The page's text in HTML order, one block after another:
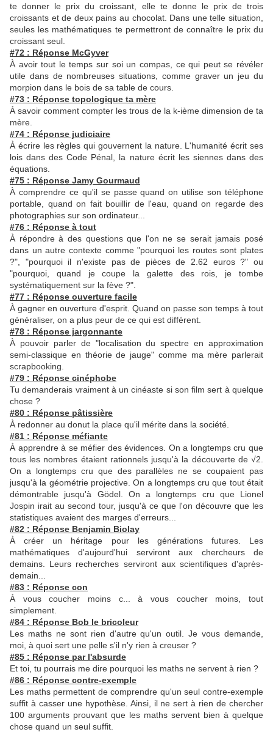
te donner le prix du croissant, elle te donne le prix de trois
croissants et de deux pains au chocolat. Dans une telle situation,
seules les mathématiques te permettront de connaître le prix du
croissant seul.
#72 : Réponse McGyver
À avoir tout le temps sur soi un compas, ce qui peut se révéler
utile dans de nombreuses situations, comme graver un jeu du
morpion dans le bois de sa table de cours.
#73 : Réponse topologique ta mère
À savoir comment compter les trous de la k-ième dimension de ta
mère.
#74 : Réponse judiciaire
À écrire les règles qui gouvernent la nature. L'humanité écrit ses
lois dans des Code Pénal, la nature écrit les siennes dans des
équations.
#75 : Réponse Jamy Gourmaud
À comprendre ce qu'il se passe quand on utilise son téléphone
portable, quand on fait bouillir de l'eau, quand on regarde des
photographies sur son ordinateur...
#76 : Réponse à tout
À répondre à des questions que l'on ne se serait jamais posé
dans un autre contexte comme "pourquoi les routes sont plates
?", "pourquoi il n'existe pas de pièces de 2.62 euros ?" ou
"pourquoi, quand je coupe la galette des rois, je tombe
systématiquement sur la fève ?".
#77 : Réponse ouverture facile
À gagner en ouverture d'esprit. Quand on passe son temps à tout
généraliser, on a plus peur de ce qui est différent.
#78 : Réponse jargonnante
À pouvoir parler de "localisation du spectre en approximation
semi-classique en théorie de jauge" comme ma mère parlerait
scrapbooking.
#79 : Réponse cinéphobe
Tu demanderais vraiment à un cinéaste si son film sert à quelque
chose ?
#80 : Réponse pâtissière
À redonner au donut la place qu'il mérite dans la société.
#81 : Réponse méfiante
À apprendre à se méfier des évidences. On a longtemps cru que
tous les nombres étaient rationnels jusqu'à la découverte de √2.
On a longtemps cru que des parallèles ne se coupaient pas
jusqu'à la géométrie projective. On a longtemps cru que tout était
démontrable jusqu'à Gödel. On a longtemps cru que Lionel
Jospin irait au second tour, jusqu'à ce que l'on découvre que les
statistiques avaient des marges d'erreurs...
#82 : Réponse Benjamin Biolay
À créer un héritage pour les générations futures. Les
mathématiques d'aujourd'hui serviront aux chercheurs de
demains. Leurs recherches serviront aux scientifiques d'après-
demain...
#83 : Réponse con
À vous coucher moins c... à vous coucher moins, tout
simplement.
#84 : Réponse Bob le bricoleur
Les maths ne sont rien d'autre qu'un outil. Je vous demande,
moi, à quoi sert une pelle s'il n'y rien à creuser ?
#85 : Réponse par l'absurde
Et toi, tu pourrais me dire pourquoi les maths ne servent à rien ?
#86 : Réponse contre-exemple
Les maths permettent de comprendre qu'un seul contre-exemple
suffit à casser une hypothèse. Ainsi, il ne sert à rien de chercher
100 arguments prouvant que les maths servent bien à quelque
chose quand un seul suffit.